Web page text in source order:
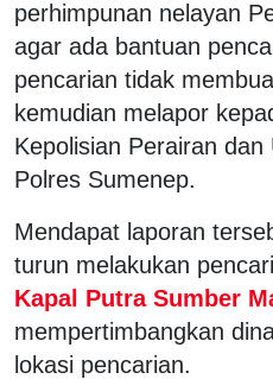
perhimpunan nelayan
agar ada bantuan
pencarian tidak
kemudian melapor
Kepolisian Perairan
Polres Sumenep.
Mendapat laporan
turun melakukan
Kapal Putra Sumber
mempertimbangkan
lokasi pencarian.